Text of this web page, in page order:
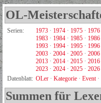
OL-
Serien: 1973 · 1974 · 1975 · 1976
1983 · 1984 · 1985 · 1986
1993 · 1994 · 1995 · 1996
2003 · 2004 · 2005 · 2006
2013 · 2014 · 2015 · 2016
2023 · 2024 · 2025 · 2026
Datenblatt: OLer · Kategorie · Event·
Summen für